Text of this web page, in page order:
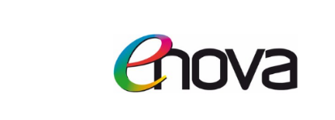
a
la
al
contenido